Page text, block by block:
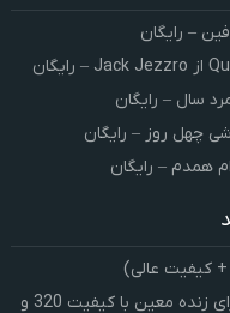
– رایگان
سال – رایگان
چهل روز – رایگان
همدم – رایگان
کیفیت عالی)
کنسرت صوتی معین لایو | آرشیو کامل اجرای زنده معین با کیفیت 320 و